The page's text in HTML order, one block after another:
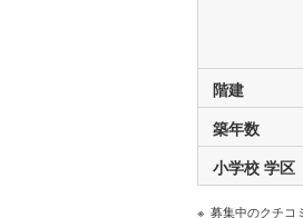
階建
築年数
小学校 学区
募集中のクチコ